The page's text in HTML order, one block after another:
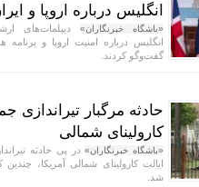
انگلیس درباره اروپا و
«باشگاه خبرنگاران» دیپلمات‌های
انگلیس درباره امنیت اروپا و برنامه
گفت‌و‌گو کردند.
حادثه مرگبار تیراندازی
کارولینای شمالی
«باشگاه خبرنگاران»در پی حادثه
ایالت کارولینای شمالی آمریکا،
شد.